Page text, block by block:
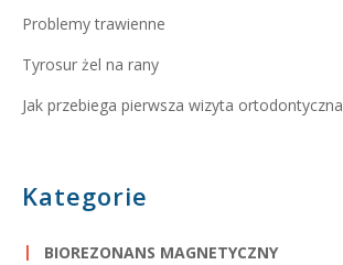
Problemy trawienne
Tyrosur żel na rany
Jak przebiega pierwsza wizyta ortodontyczna
Kategorie
BIOREZONANS MAGNETYCZNY